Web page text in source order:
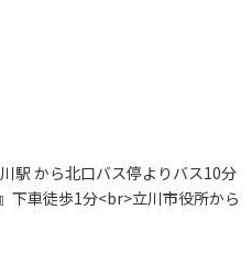
駅 から北口バス停よりバス10分
下車徒歩1分<br>立川市役所から